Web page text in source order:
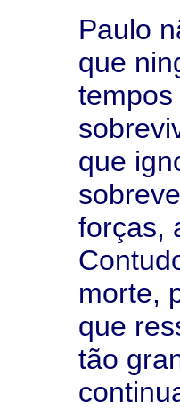
Paulo
que
que
forças,
morte,
que
tão